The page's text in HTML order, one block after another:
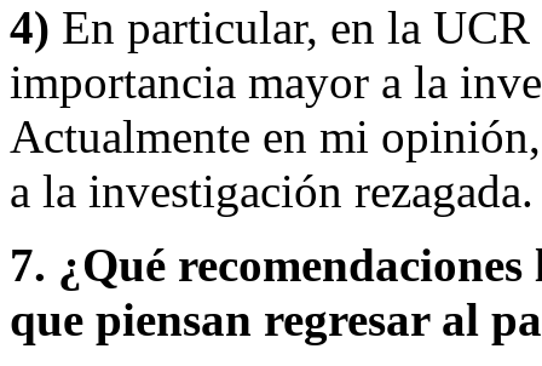
4) En particular, en la UCR
importancia mayor a la
Actualmente en mi
a la investigación rezagada.
7. ¿Qué
que piensan regresar al